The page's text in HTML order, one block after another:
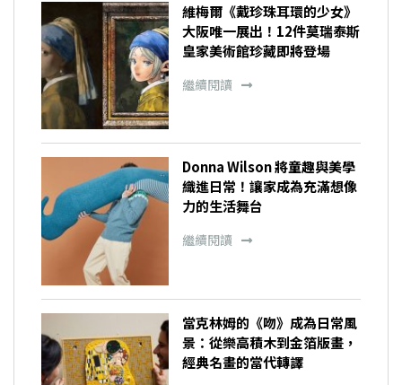
維梅爾《戴珍珠耳環的少女》
大阪唯一展出！12件莫瑞泰斯
皇家美術館珍藏即將登場
繼續閱讀
Donna Wilson 將童趣與美學
織進日常！讓家成為充滿想像
力的生活舞台
繼續閱讀
當克林姆的《吻》成為日常風
景：從樂高積木到金箔版畫，
經典名畫的當代轉譯